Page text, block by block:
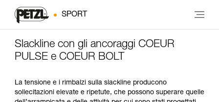
SPORT
Slackline con gli ancoraggi COEUR
PULSE e COEUR BOLT
La tensione e i rimbalzi sulla slackline producono
sollecitazioni elevate e ripetute, che possono superare quelle